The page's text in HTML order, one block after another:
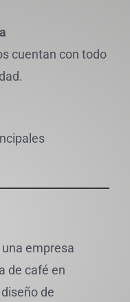
cuentan con todo
una empresa
de café en
de